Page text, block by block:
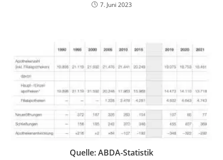
7. Juni 2023
Quelle: ABDA-Statistik